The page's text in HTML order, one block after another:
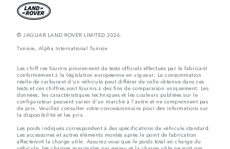
© JAGUAR LAND ROVER LIMITED 2026.
Tunisie, Alpha International Tunisie
Les chiff res fournis proviennent de tests officiels effectués par le fabricant
conformément å la législation européenne en vigueur. La consommation
réelle de carburant d'un véhicule peut différer de celle obtenue dans ces
tests et ces chiffres sont fournis å des fins de comparaison uniquement. Les
données, les caractéristiques techniques et les couleurs publiées sur le
configurateur peuvent varier d'un marché à l'autre et ne comprennent pas
de prix. Veuillez consulter votre concessionnaire pour des informations sur
la disponibilité et les prix.
Les poids indiqués correspondent à des spécifications de véhicule standard.
Les accessoires et autres éléments montés après le point de fabrication
affecteront la charge utile. Assurez-vous que le poids total en charge du